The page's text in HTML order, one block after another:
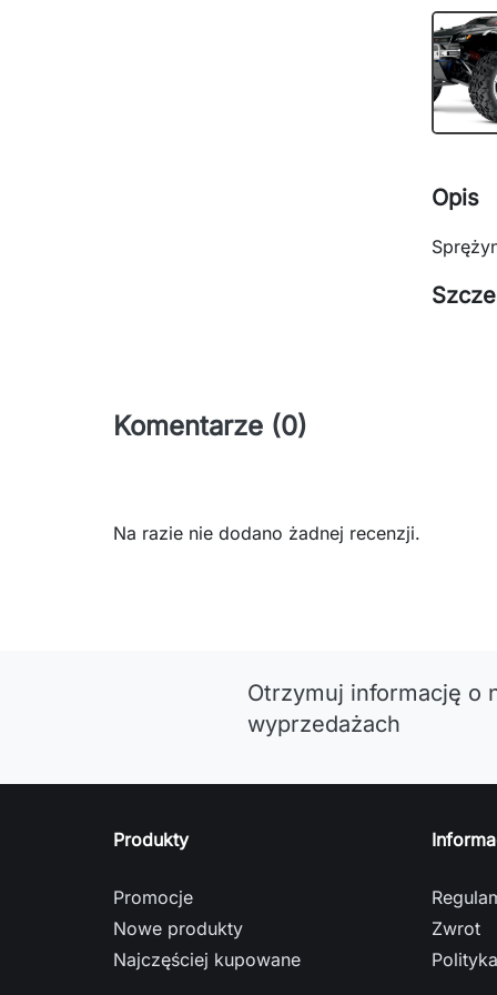
Opis
Komentarze (0)
Na razie nie dodano żadnej recenzji.
Otrzymuj informację o
wyprzedażach
Produkty
Promocje
Nowe produkty
Najczęściej kupowane
Zwrot